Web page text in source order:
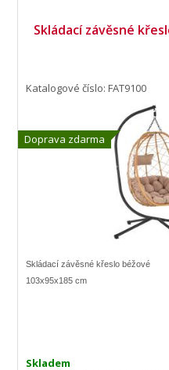
Skládací závěsné
Doprava zdarma
Katalogové číslo: FAT9100
Skladem
Skládací závěsné křeslo béžové
103x95x185 cm